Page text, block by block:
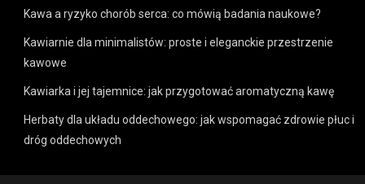
Kawa a ryzyko chorób serca: co mówią badania naukowe?
Kawiarnie dla minimalistów: proste i eleganckie przestrzenie
kawowe
Kawiarka i jej tajemnice: jak przygotować aromatyczną kawę
Herbaty dla układu oddechowego: jak wspomagać zdrowie płuc i
dróg oddechowych